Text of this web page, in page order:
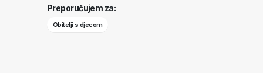
Preporučujem za:
Obitelji s djecom